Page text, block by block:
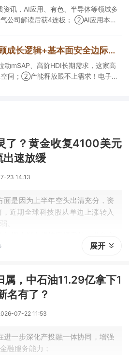
买入。
讯，AI应用、有色、半导体等领域多
读后获4连板； ②AI应用本周
家核心公司双双涨停。
【风口研报回顾】兼顾成长逻辑+基本面安全边际！王牌自营前瞻覆盖“pcb+MLCC+电子布”，梳理AI产业链优质标的“深坑起跳”
mSAP、高阶HDI长期需求，这家高
间；②产能释放跟不上需求！电子布
自营前瞻捕捉“预期差”，3日大涨
了？黄金收复4100美元
出速放缓
23 14:13
是因为上半年空头出清充分，资
近期全球科技股从单边上涨转入
。
或需等到9月之后，核心变量在于
展开
，中石油11.29亿拿下1
名有了？
07-22 11:53
一步深化产投融一体协同，增强
融服务能力；